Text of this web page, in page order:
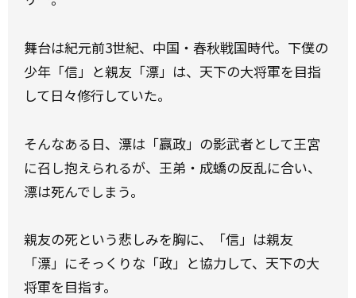
舞台は紀元前3世紀、中国・春秋戦国時代。下僕の
少年「信」と親友「漂」は、天下の大将軍を目指
して日々修行していた。
そんなある日、漂は「嬴政」の影武者として王宮
に召し抱えられるが、王弟・成蟜の反乱に合い、
漂は死んでしまう。
親友の死という悲しみを胸に、「信」は親友
「漂」にそっくりな「政」と協力して、天下の大
将軍を目指す。